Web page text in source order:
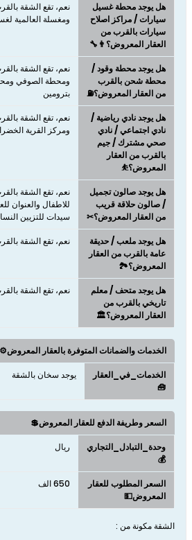
هل يوجد محطة غسيل
سيارات / مراكز اصلاح
سيارات بالقرب من
العقار المعروض؟👨‍🔧
نعم، تقع الشقة
ومغسلة العالمية
هل يوجد محطة وقود /
محطة شحن بالقرب
من العقار المعروض؟⛽
نعم، تقع الشقة
ومحطة الصوفي
بترومين
هل يوجد نادي رياضية /
نادي اجتماعي / نادي
صحي مشترك / جيم
بالقرب من العقار
المعروض؟⛹
نعم، تقع الشقة
ومركز القرية
هل يوجد صالون تجميل
/ صالون حلاقة قريب
من العقار المعروض؟✂
نعم، تقع الشقة
للاطفال والعنوان
سيدات للتزيين
هل يوجد ملعب / حديقة
عامة بالقرب من العقار
المعروض؟🏞️
نعم، تقع الشقة
هل يوجد متحف / معلم
تاريخي بالقرب من
العقار المعروض؟🏛️
نعم، تقع الشقة
الخدمات والضمانات المتوفرة بالعقار المعروض⚙️
الخدمات_في_العقار
🧰
يوجد سخان بالشقة
السعر وطريفة الدفع للعقار المعروض💲
وحدة_التبادل_التجاري
💰
ريال
السعر المطلوب للعقار
المعروض💵
650 الف
الشقة مكونة من :